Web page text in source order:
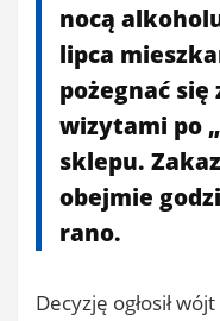
nocą
lipca
pożegnać
wizytami po
sklepu.
obejmie
rano.
Decyzję ogłosił